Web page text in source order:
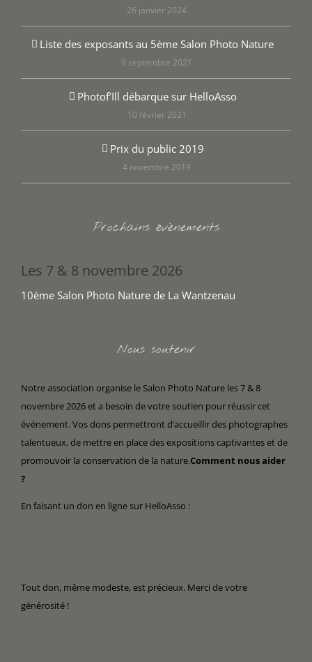
26 janvier 2024
Liste des exposants au 5ème Salon Photo Nature
9 septembre 2021
Photof’Ill débarque sur HelloAsso
10 février 2021
Prix du public 2019
4 novembre 2019
Prochains évènements
Les 7 & 8 novembre 2026
10ème Salon Photo Nature de La Wantzenau
Nous soutenir
Notre association organise le Salon Photo Nature les 7 & 8
novembre 2026 et a besoin de votre soutien pour réussir cet
événement. Vos dons permettront d’accueillir des photographes
talentueux, de mettre en place des expositions captivantes et de
promouvoir la conservation de la nature.Comment nous aider
?
En faisant un don en ligne sur HelloAsso :
Tout don, même modeste, est précieux. Merci de votre
générosité !